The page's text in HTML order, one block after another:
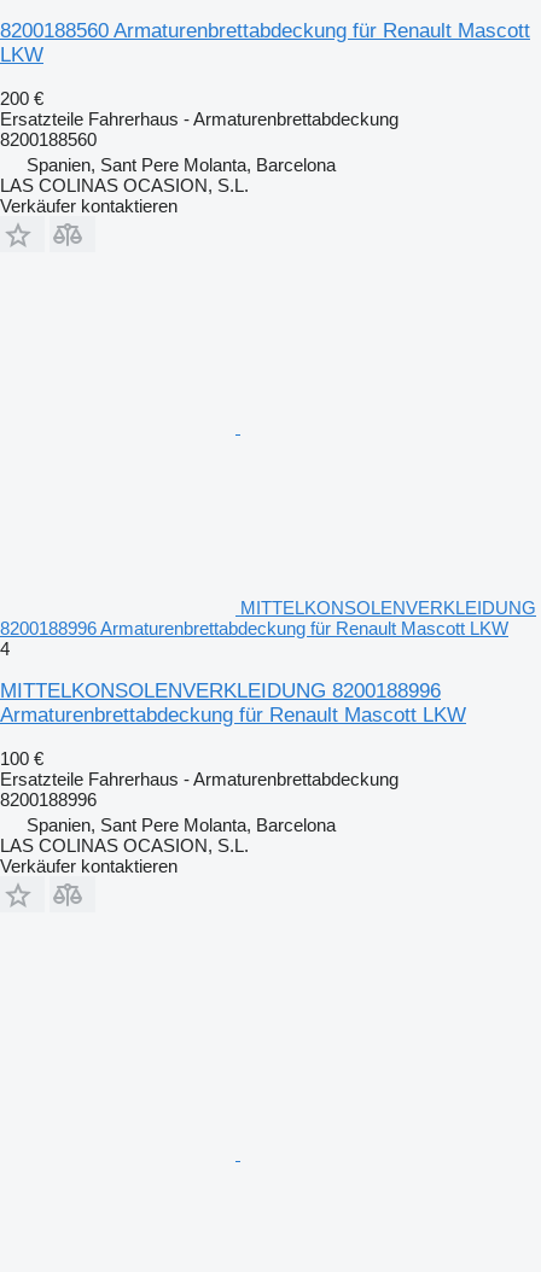
8200188560 Armaturenbrettabdeckung für Renault Mascott
LKW
200 €
Ersatzteile Fahrerhaus - Armaturenbrettabdeckung
8200188560
Spanien, Sant Pere Molanta, Barcelona
LAS COLINAS OCASION, S.L.
Verkäufer kontaktieren
MITTELKONSOLENVERKLEIDUNG
8200188996 Armaturenbrettabdeckung für Renault Mascott LKW
4
MITTELKONSOLENVERKLEIDUNG 8200188996
Armaturenbrettabdeckung für Renault Mascott LKW
100 €
Ersatzteile Fahrerhaus - Armaturenbrettabdeckung
8200188996
Spanien, Sant Pere Molanta, Barcelona
LAS COLINAS OCASION, S.L.
Verkäufer kontaktieren